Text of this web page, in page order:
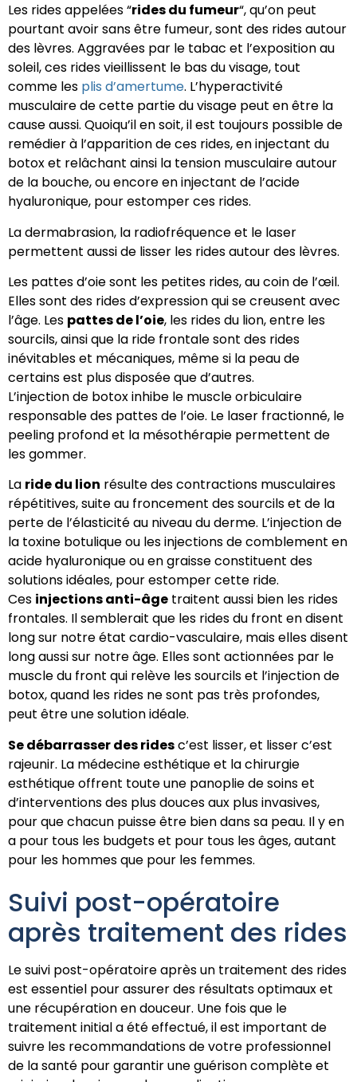
Les rides appelées “rides du fumeur“, qu’on peut
pourtant avoir sans être fumeur, sont des rides autour
des lèvres. Aggravées par le tabac et l’exposition au
soleil, ces rides vieillissent le bas du visage, tout
comme les plis d’amertume. L’hyperactivité
musculaire de cette partie du visage peut en être la
cause aussi. Quoiqu’il en soit, il est toujours possible de
remédier à l’apparition de ces rides, en injectant du
botox et relâchant ainsi la tension musculaire autour
de la bouche, ou encore en injectant de l’acide
hyaluronique, pour estomper ces rides.
La dermabrasion, la radiofréquence et le laser
permettent aussi de lisser les rides autour des lèvres.
Les pattes d’oie sont les petites rides, au coin de l’œil.
Elles sont des rides d’expression qui se creusent avec
l’âge. Les pattes de l’oie, les rides du lion, entre les
sourcils, ainsi que la ride frontale sont des rides
inévitables et mécaniques, même si la peau de
certains est plus disposée que d’autres.
L’injection de botox inhibe le muscle orbiculaire
responsable des pattes de l’oie. Le laser fractionné, le
peeling profond et la mésothérapie permettent de
les gommer.
La ride du lion résulte des contractions musculaires
répétitives, suite au froncement des sourcils et de la
perte de l’élasticité au niveau du derme. L’injection de
la toxine botulique ou les injections de comblement en
acide hyaluronique ou en graisse constituent des
solutions idéales, pour estomper cette ride.
Ces injections anti-âge traitent aussi bien les rides
frontales. Il semblerait que les rides du front en disent
long sur notre état cardio-vasculaire, mais elles disent
long aussi sur notre âge. Elles sont actionnées par le
muscle du front qui relève les sourcils et l’injection de
botox, quand les rides ne sont pas très profondes,
peut être une solution idéale.
Se débarrasser des ridesc’est lisser, et lisser c’est
rajeunir. La médecine esthétique et la chirurgie
esthétique offrent toute une panoplie de soins et
d’interventions des plus douces aux plus invasives,
pour que chacun puisse être bien dans sa peau. Il y en
a pour tous les budgets et pour tous les âges, autant
pour les hommes que pour les femmes.
Suivi post-opératoire
après traitement des rides
Le suivi post-opératoire après un traitement des rides
est essentiel pour assurer des résultats optimaux et
une récupération en douceur. Une fois que le
traitement initial a été effectué, il est important de
suivre les recommandations de votre professionnel
de la santé pour garantir une guérison complète et